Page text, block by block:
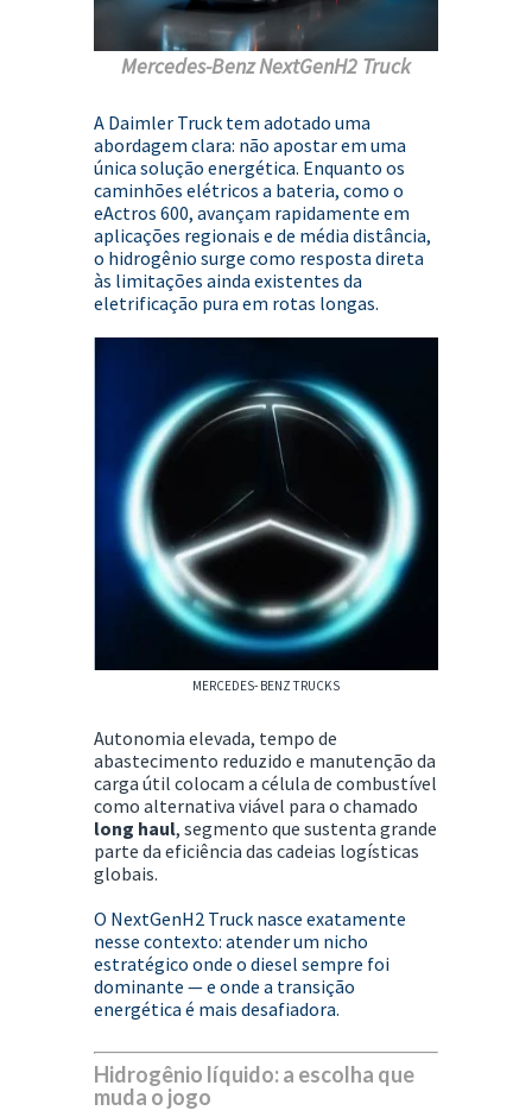
Mercedes-Benz NextGenH2 Truck
A Daimler Truck tem adotado uma
abordagem clara: não apostar em uma
única solução energética. Enquanto os
caminhões elétricos a bateria, como o
eActros 600, avançam rapidamente em
aplicações regionais e de média distância,
o hidrogênio surge como resposta direta
às limitações ainda existentes da
eletrificação pura em rotas longas.
MERCEDES- BENZ TRUCKS
Autonomia elevada, tempo de
abastecimento reduzido e manutenção da
carga útil colocam a célula de combustível
como alternativa viável para o chamado
long haul, segmento que sustenta grande
parte da eficiência das cadeias logísticas
globais.
O NextGenH2 Truck nasce exatamente
nesse contexto: atender um nicho
estratégico onde o diesel sempre foi
dominante — e onde a transição
energética é mais desafiadora.
Hidrogênio líquido: a escolha que
muda o jogo